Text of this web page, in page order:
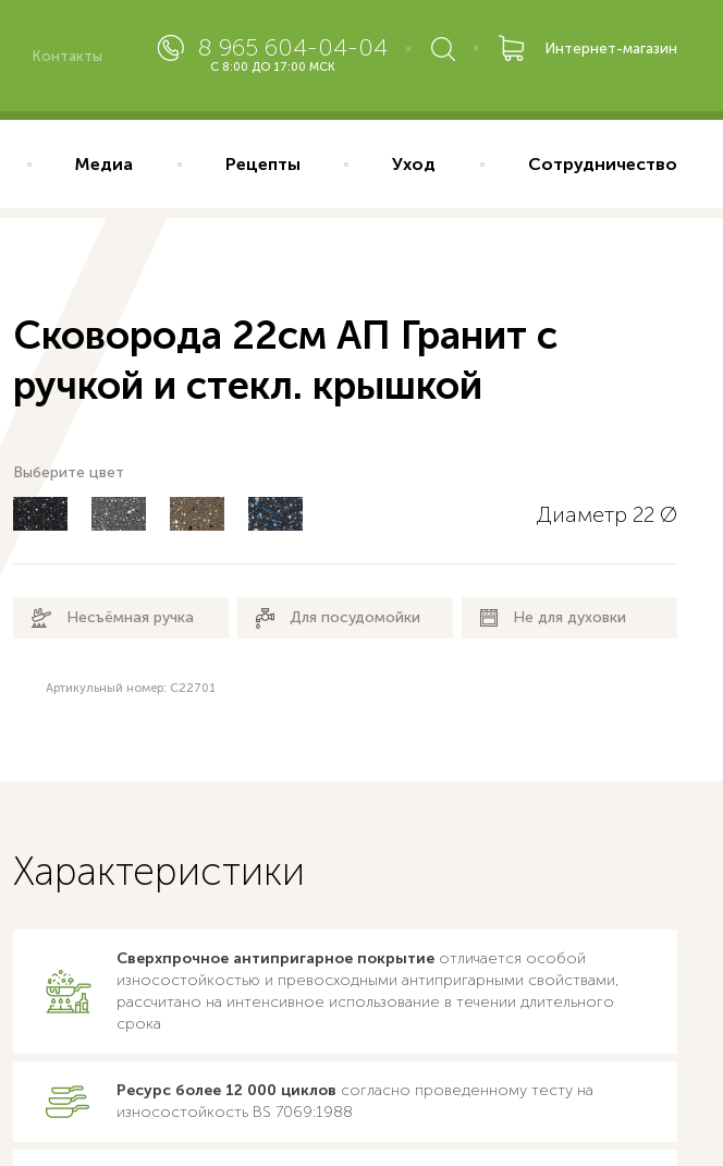
Контакты 8 965 604-04-04
С 8:00 ДО 17:00 МСК
Интернет-магазин
Медиа Рецепты Уход Сотрудничество
Сковорода 22см АП Гранит с
ручкой и стекл. крышкой
Выберите цвет
Диаметр 22 Ø
Несъёмная ручка Для посудомойки Не для духовки
Артикульный номер: С22701
Характеристики
Сверхпрочное антипригарное покрытие отличается особой
износостойкостью и превосходными антипригарными свойствами,
рассчитано на интенсивное использование в течении длительного
срока
Ресурс более 12 000 циклов согласно проведенному тесту на
износостойкость BS 7069:1988